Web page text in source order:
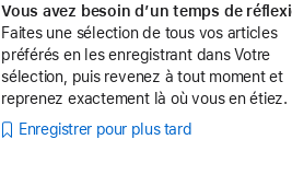
Vous avez besoin d’un temps de
Faites une sélection de tous vos articles
préférés en les enregistrant dans Votre
sélection, puis revenez à tout moment et
reprenez exactement là où vous en étiez.
Enregistrer pour plus tard